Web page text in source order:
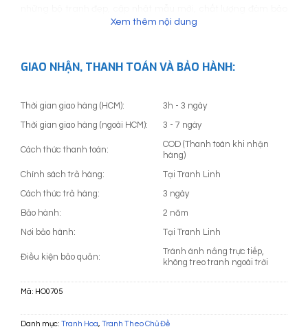
Xem thêm nội dung
GIAO NHẬN, THANH TOÁN VÀ BẢO HÀNH:
Thời gian giao hàng (HCM):
3h - 3 ngày
Thời gian giao hàng (ngoài HCM):
3 - 7 ngày
Cách thức thanh toán:
COD (Thanh toán khi nhận
hàng)
Chính sách trả hàng:
Tại Tranh Linh
Cách thức trả hàng:
3 ngày
Bảo hành:
2 năm
Nơi bảo hành:
Tại Tranh Linh
Điều kiện bảo quản:
Tránh ánh nắng trực tiếp,
không treo tranh ngoài trời
Mã: HO0705
Danh mục: Tranh Hoa, Tranh Theo Chủ Đề